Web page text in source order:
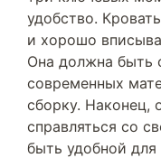
удобство.
и хорошо
Она должна быть
современных
сборку. Наконец,
справляться со
быть удобной